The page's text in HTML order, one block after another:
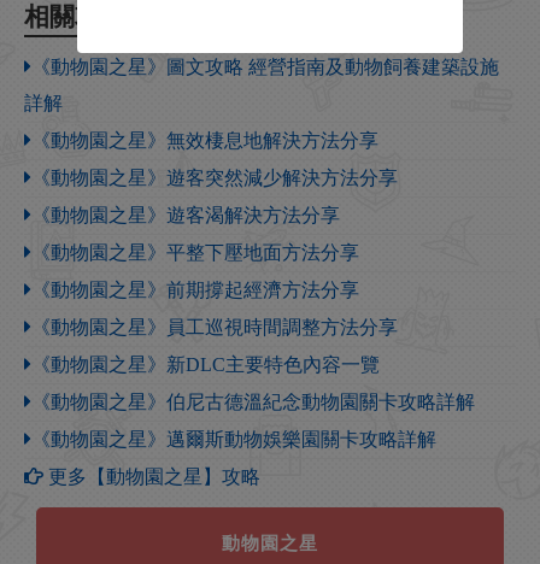
相關攻略
《動物園之星》圖文攻略 經營指南及動物飼養建築設施
詳解
《動物園之星》無效棲息地解決方法分享
《動物園之星》遊客突然減少解決方法分享
《動物園之星》遊客渴解決方法分享
《動物園之星》平整下壓地面方法分享
《動物園之星》前期撐起經濟方法分享
《動物園之星》員工巡視時間調整方法分享
《動物園之星》新DLC主要特色內容一覽
《動物園之星》伯尼古德溫紀念動物園關卡攻略詳解
《動物園之星》邁爾斯動物娛樂園關卡攻略詳解
更多【動物園之星】攻略
動物園之星